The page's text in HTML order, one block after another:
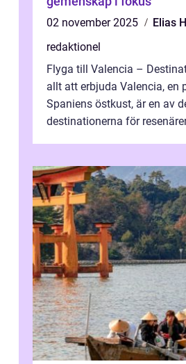
02 november 2025
Elias
redaktionel
Flyga till Valencia –
allt att erbjuda Valencia, en
Spaniens östkust, är en av
destinationerna för